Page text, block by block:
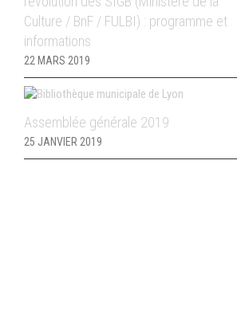
Culture / BnF / FULBI) : programme et
informations
22 MARS 2019
Assemblée générale 2019
25 JANVIER 2019